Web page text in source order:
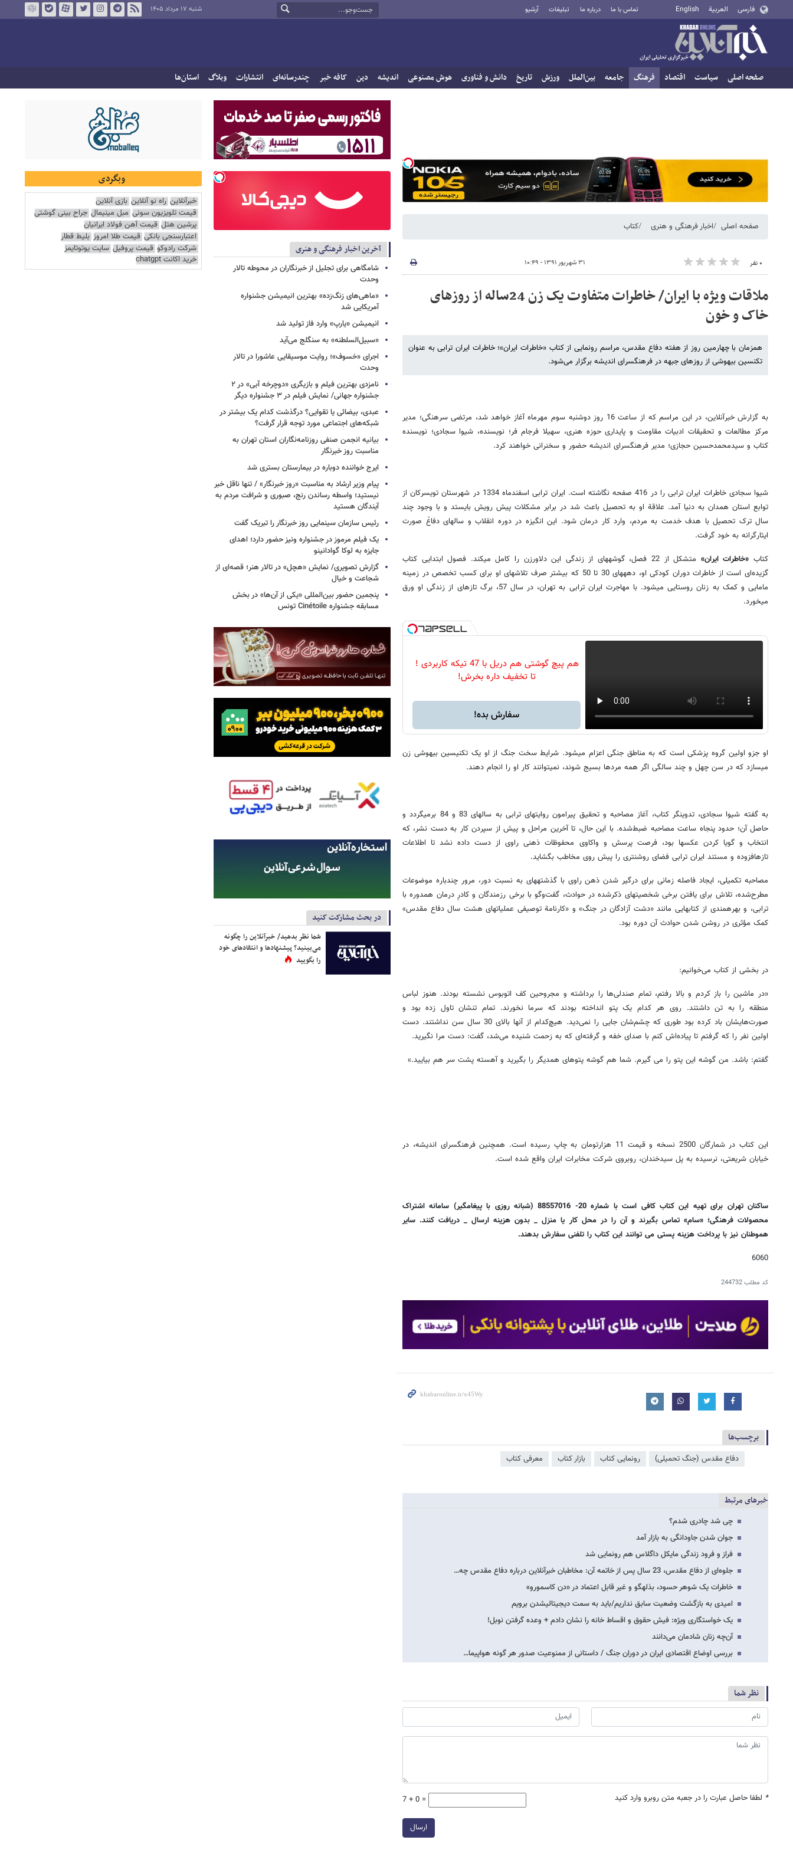
فارسی العربية English تماس با ما درباره ما تبلیغات آرشیو شنبه ۱۷ مرداد ۱۴۰۵
صفحه اصلی سیاست اقتصاد فرهنگ جامعه بین‌الملل ورزش تاریخ دانش و فناوری هوش مصنوعی اندیشه دین کافه خبر چندرسانه‌ای انتشارات وبلاگ استان‌ها
صفحه اصلی اخبار فرهنگی و هنری کتاب
۰ نفر ۳۱ شهریور ۱۳۹۱ - ۱۰:۴۹
ملاقات ویژه با ایران/ خاطرات متفاوت یک زن 24ساله از روزهای
خاک و خون
همزمان با چهارمین روز از هفته دفاع مقدس، مراسم رونمایی از کتاب «خاطرات ایران»؛ خاطرات ایران ترابی به عنوان
تکنسین بیهوشی از روزهای جبهه در فرهنگسرای اندیشه برگزار می‌شود.
به گزارش خبرآنلاین، در این مراسم که از ساعت 16 روز دوشنبه سوم مهرماه آغاز خواهد شد، مرتضی سرهنگی؛ مدیر
مرکز مطالعات و تحقیقات ادبیات مقاومت و پایداری حوزه هنری، سهیلا فرجام فر؛ نویسنده، شیوا سجادی؛ نویسنده
کتاب و سیدمحمدحسین حجازی؛ مدیر فرهنگسرای اندیشه حضور و سخنرانی خواهند کرد.
شیوا سجادی خاطرات ایران ترابی را در 416 صفحه نگاشته است. ایران ترابی اسفندماه 1334 در شهرستان تویسرکان از
توابع استان همدان به دنیا آمد. علاقة او به تحصیل باعث شد در برابر مشکلات پیش رویش بایستد و با وجود چند
سال ترک تحصیل با هدف خدمت به مردم، وارد کار درمان شود. این انگیزه در دوره انقلاب و سال‎های دفاعْ صورت
ایثارگرانه به خود گرفت.
کتاب «خاطرات ایران»
متشکل از 22 فصل، گوشه‎های از زندگی این دلاورزن را کامل می‎کند. فصول ابتدایی کتاب
گزیده‌ای است از خاطرات دوران کودکی او، دهه‎های 30 تا 50 که بیشتر صرف تلاش‎های او برای کسب تخصص در زمینه
مامایی و کمک به زنان روستایی می‎شود. با مهاجرت ایران ترابی به تهران، در سال 57، برگ تازه‎ای از زندگی او ورق
می‎خورد.
هم پیچ گوشتی هم دریل با 47 تیکه کاربردی !
تا تخفیف داره بخرش!
سفارش بده!
او جزو اولین گروه پزشکی است که به مناطق جنگی اعزام می‎شود. شرایط سخت جنگ از او یک تکنیسین بیهوشی زن
می‎سازد که در سن چهل و چند سالگی اگر همه مردها بسیج شوند، نمی‎توانند کار او را انجام دهند.
به گفته شیوا سجادی، تدوینگر کتاب، آغاز مصاحبه و تحقیق پیرامون روایت‎های ترابی به سال‎های 83 و 84 برمی‎گردد و
حاصل آن؛ حدود پنجاه ساعت مصاحبه ضبط‌شده. با این حال، تا آخرین مراحل و پیش از سپردن کار به دست نشر، که
انتخاب و گویا کردن عکس‎ها بود، فرصت پرسش و واکاوی محفوظات ذهنی راوی از دست داده نشد تا اطلاعات
تازه‎افزوده و مستند ایران ترابی فضای روشن‎تری را پیش ‎روی مخاطب بگشاید.
مصاحبه تکمیلی، ایجاد فاصله زمانی برای درگیر شدن ذهن راوی با گذشته‎های به نسبت دور، مرور چندباره موضوعات
مطرح‌شده، تلاش برای یافتن برخی شخصیت‎های ذکر‌شده در حوادث، گفت‌وگو با برخی رزمندگان و کادرِ درمان هم‎دوره با
ترابی، و بهره‎مندی از کتاب‎هایی مانند «دشت آزادگان در جنگ» و «کارنامة توصیفی عملیات‎های هشت سال دفاع مقدس»
کمک مؤثری در روشن شدن حوادث آن دوره بود.
در بخشی از کتاب می‌خوانیم:
«در ماشین را باز کردم و بالا رفتم، تمام صندلی‌ها را برداشته و مجروحین کف اتوبوس نشسته بودند. هنوز لباس
منطقه را به تن داشتند. روی هر کدام یک پتو انداخته بودند که سرما نخورند. تمام تنشان تاول زده بود و
صورت‌هایشان باد کرده بود طوری که چشم‌شان جایی را نمی‌دید. هیچ‌کدام از آنها بالای 30 سال سن نداشتند. دست
اولین نفر را که گرفتم تا پیاده‌اش کنم با صدای خفه و گرفته‌ای که به زحمت شنیده می‌شد، گفت: دست مرا نگیرید.
گفتم: باشد. من گوشه‌ این پتو را می گیرم. شما هم گوشه پتوهای همدیگر را بگیرید و آهسته پشت سر هم بیایید.»
این کتاب در شمارگان 2500 نسخه و قیمت 11 هزارتومان به چاپ رسیده است. همچنین فرهنگسرای اندیشه، در
خیابان شریعتی، نرسیده به پل سیدخندان، روبروی شرکت مخابرات ایران واقع شده است.
ساکنان تهران برای تهیه این کتاب کافی است با شماره 20- 88557016 (شبانه روزی با پیغامگیر) سامانه اشتراک
محصولات فرهنگی؛ «سام» تماس بگیرند و آن را در محل کار یا منزل _ بدون هزینه ارسال _ دریافت کنند. سایر
هموطنان نیز با پرداخت هزینه پستی می توانند این کتاب را تلفنی سفارش بدهند.
6060
کد مطلب244732
برچسب‌ها
دفاع مقدس (جنگ تحمیلی) رونمایی کتاب بازار کتاب معرفی کتاب
خبرهای مرتبط
چی شد چادری شدم؟
جوان شدن جاودانگی به بازار آمد
فراز و فرود زندگی مایکل داگلاس هم رونمایی شد
جلوه‌ای از دفاع مقدس، 23 سال پس از خاتمه آن: مخاطبان خبرآنلاین درباره دفاع مقدس چه…
خاطرات یک شوهر حسود، بذله​گو و غیر قابل اعتماد در «دن کاسمورو»
امیدی به بازگشت وضعیت سابق نداریم/باید به سمت دیجیتالی​شدن برویم
یک خواستگاری ویژه: فیش حقوق و اقساط خانه را نشان دادم + وعده گرفتن نوبل!
آن‌چه زنان شادمان می‌دانند
بررسی اوضاع اقتصادی ایران در دوران جنگ / داستانی از ممنوعیت صدور هر گونه هواپیما…
نظر شما
* لطفا حاصل عبارت را در جعبه متن روبرو وارد کنید 7 + 0 =
ارسال
آخرین اخبار فرهنگی و هنری
شامگاهی برای تجلیل از خبرنگاران در محوطه تالار
وحدت
«ماهی‌های زنگ‌زده» بهترین انیمیشن جشنواره
آمریکایی شد
انیمیشن «یارپ» وارد فاز تولید شد
«سبیل‌السلطنه» به سنگلج می‌آید
اجرای «خسوف»؛ روایت موسیقایی عاشورا در تالار
وحدت
نامزدی بهترین فیلم و بازیگری «دوچرخه آبی» در ۲
جشنواره جهانی/ نمایش فیلم در ۳ جشنواره دیگر
عبدی، بیضائی یا تقوایی؟ درگذشت کدام یک بیشتر در
شبکه‌های اجتماعی مورد توجه قرار گرفت؟
بیانیه انجمن صنفی روزنامه‌نگاران استان تهران به
مناسبت روز خبرنگار
ایرج خواننده دوباره در بیمارستان بستری شد
پیام وزیر ارشاد به مناسبت «روز خبرنگار» / تنها ناقل خبر
نیستید؛ واسطه رساندن رنج، صبوری و شرافت مردم به
آیندگان هستید
رئیس سازمان سینمایی روز خبرنگار را تبریک گفت
یک فیلم مرموز در جشنواره ونیز حضور دارد؛ اهدای
جایزه به لوکا گوادانینو
گزارش تصویری/ نمایش «هچل» در تالار هنر؛ قصه‌ای از
شجاعت و خیال
پنجمین حضور بین‌المللی «یکی از آن‌ها» در بخش
مسابقه جشنواره Cinétoile تونس
در بحث مشارکت کنید
شما نظر بدهید/ خبرآنلاین را چگونه
می‌بینید؟ پیشنهادها و انتقادهای خود
را بگویید
وبگردی
خبرآنلاین راه نو آنلاین بازی آنلاین
قیمت تلویزیون سونی مبل مینیمال جراح بینی گوشتی
پرشین هتل قیمت آهن فولاد ایرانیان
اعتبارسنجی بانکی قیمت طلا امروز بلیط قطار
شرکت رادوکو قیمت پروفیل سایت یوتوتایمز
خرید اکانت chatgpt